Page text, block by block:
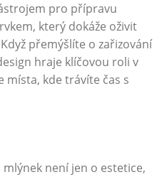
pro přípravu
který dokáže oživit
přemýšlíte o zařizování
hraje klíčovou roli v
místa, kde trávíte čas s
není jen o estetice,